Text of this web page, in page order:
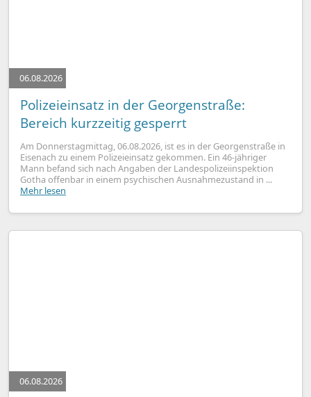
06.08.2026
Polizeieinsatz in der Georgenstraße:
Bereich kurzzeitig gesperrt
Am Donnerstagmittag, 06.08.2026, ist es in der Georgenstraße in
Eisenach zu einem Polizeieinsatz gekommen. Ein 46-jähriger
Mann befand sich nach Angaben der Landespolizeiinspektion
Gotha offenbar in einem psychischen Ausnahmezustand in ...
Mehr lesen
06.08.2026